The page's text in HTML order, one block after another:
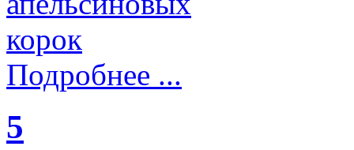
Подробнее ...
5